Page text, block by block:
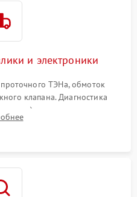
и электроники
ТЭНа, обмоток
клапана. Диагностика
воды), датчика мутности,
модуля управления.